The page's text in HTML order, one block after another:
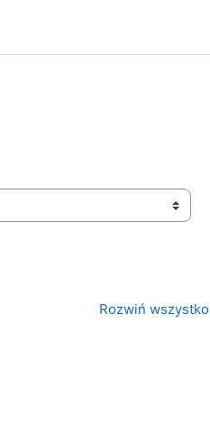
Rozwiń wszystko